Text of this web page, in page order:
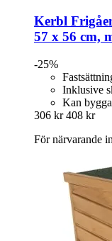
Kerbl
57 x 56 cm,
-25%
Inklusive
Kan
306 kr 408 kr
För närvarande